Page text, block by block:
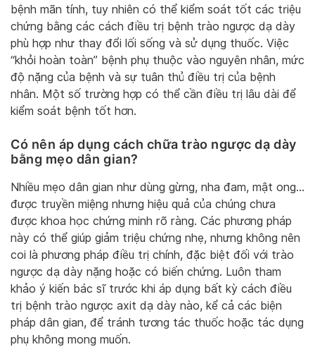
bệnh mãn tính, tuy nhiên có thể kiểm soát tốt các triệu
chứng bằng các cách điều trị bệnh trào ngược dạ dày
phù hợp như thay đổi lối sống và sử dụng thuốc. Việc
“khỏi hoàn toàn” bệnh phụ thuộc vào nguyên nhân, mức
độ nặng của bệnh và sự tuân thủ điều trị của bệnh
nhân. Một số trường hợp có thể cần điều trị lâu dài để
kiểm soát bệnh tốt hơn.
Có nên áp dụng cách chữa trào ngược dạ dày
bằng mẹo dân gian?
Nhiều mẹo dân gian như dùng gừng, nha đam, mật ong…
được truyền miệng nhưng hiệu quả của chúng chưa
được khoa học chứng minh rõ ràng. Các phương pháp
này có thể giúp giảm triệu chứng nhẹ, nhưng không nên
coi là phương pháp điều trị chính, đặc biệt đối với trào
ngược dạ dày nặng hoặc có biến chứng. Luôn tham
khảo ý kiến bác sĩ trước khi áp dụng bất kỳ cách điều
trị bệnh trào ngược axit dạ dày nào, kể cả các biện
pháp dân gian, để tránh tương tác thuốc hoặc tác dụng
phụ không mong muốn.